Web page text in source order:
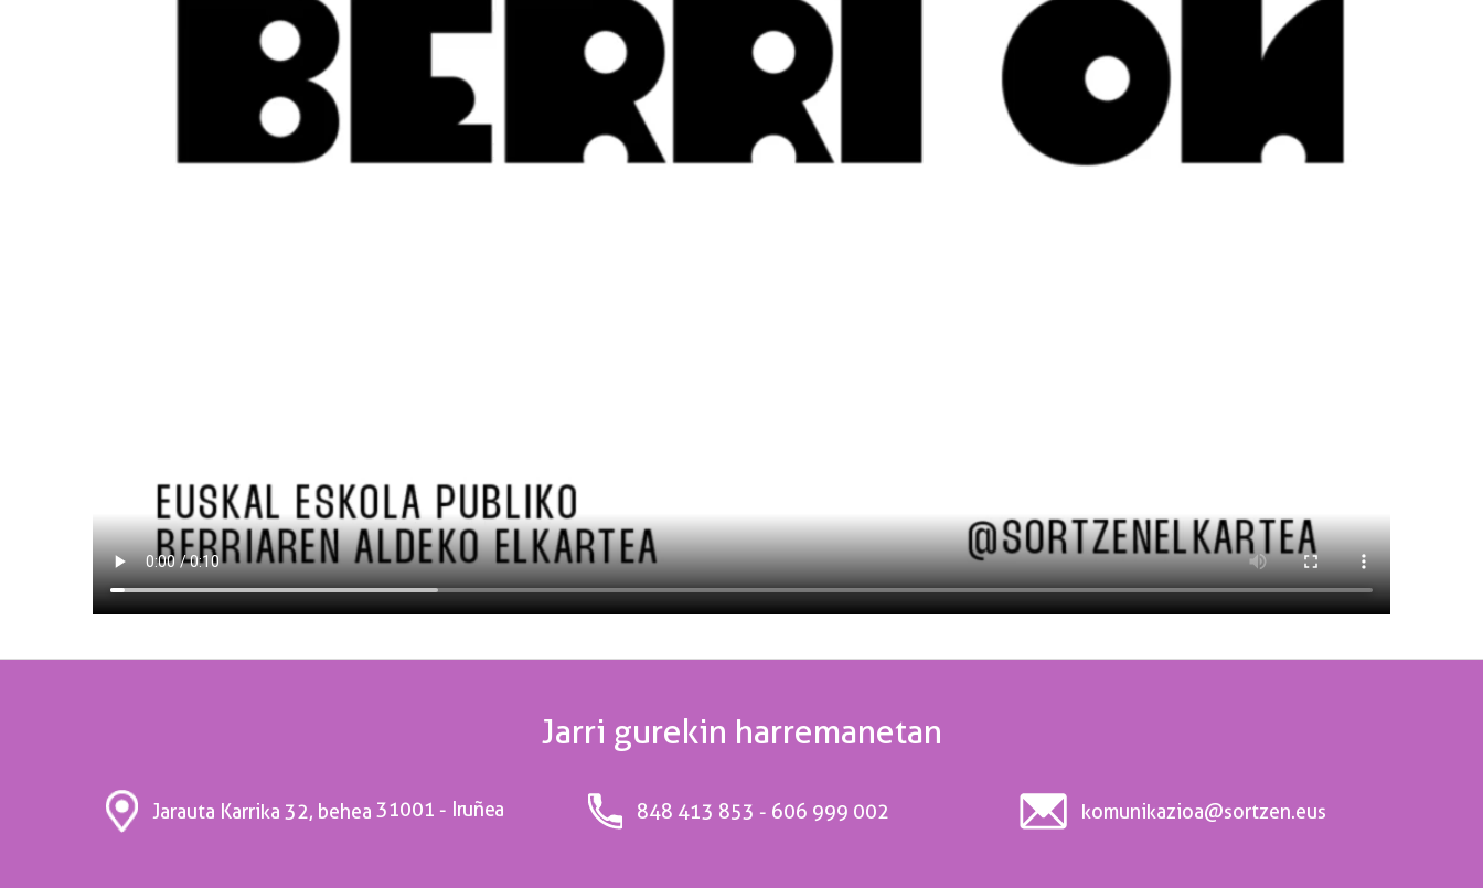
Jarri gurekin harremanetan
Jarauta Karrika 32, behea 31001 - Iruñea 848 413 853 - 606 999 002 komunikazioa@sortzen.eus